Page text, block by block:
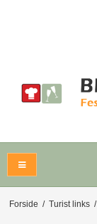
Forside / Turist links /